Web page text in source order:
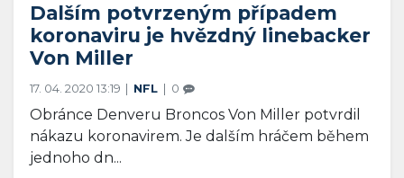
Dalším potvrzeným případem
koronaviru je hvězdný linebacker
Von Miller
17. 04. 2020 13:19 NFL 0
Obránce Denveru Broncos Von Miller potvrdil
nákazu koronavirem. Je dalším hráčem během
jednoho dn...